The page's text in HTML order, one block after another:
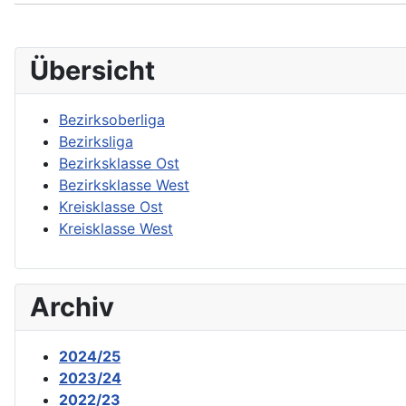
Übersicht
Bezirksoberliga
Bezirksliga
Bezirksklasse Ost
Bezirksklasse West
Kreisklasse Ost
Kreisklasse West
Archiv
2024/25
2023/24
2022/23